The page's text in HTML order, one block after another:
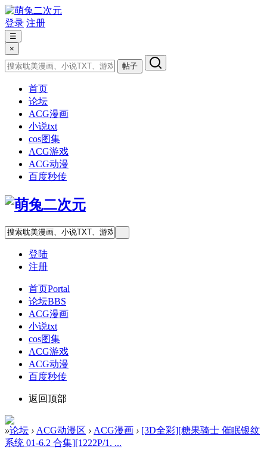
登录 注册
☰
×
帖子
首页
论坛
ACG漫画
小说txt
cos图集
ACG游戏
ACG动漫
百度秒传
登陆
注册
首页Portal
论坛BBS
ACG漫画
小说txt
cos图集
ACG游戏
ACG动漫
百度秒传
返回顶部
»论坛 › ACG动漫区 › ACG漫画 › [3D全彩][糖果骑士 催眠银纹
系统 01-6.2 合集][1222P/1. ...